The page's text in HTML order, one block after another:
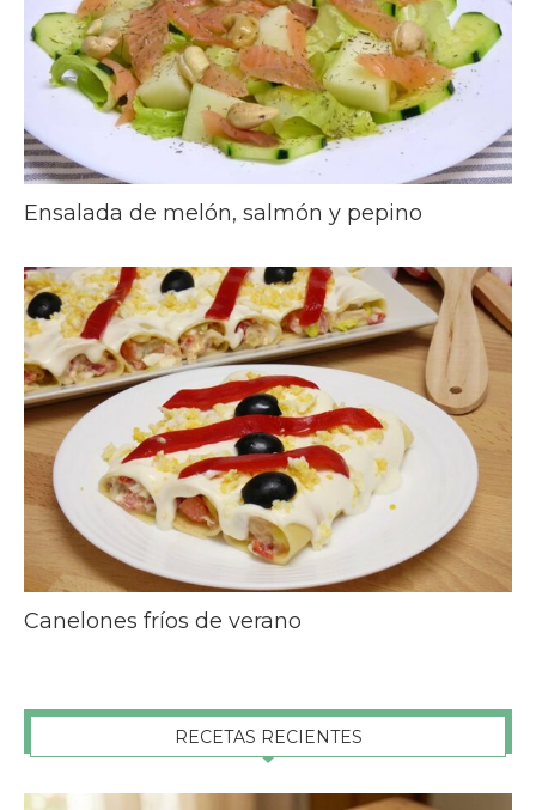
Ensalada de melón, salmón y pepino
Canelones fríos de verano
RECETAS RECIENTES